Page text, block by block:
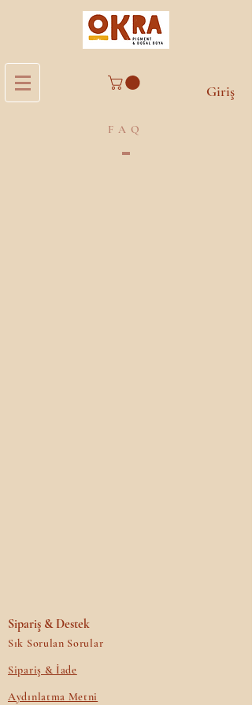
Giriş
FAQ
Sipariş & Destek
Sık Sorulan Sorular
Sipariş & İade
Aydınlatma Metni